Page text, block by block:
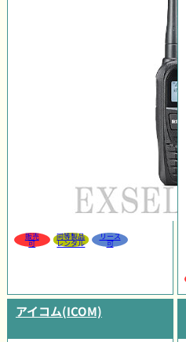
販売
可
同等製品
レンタル
リース
可
アイコム(ICOM)